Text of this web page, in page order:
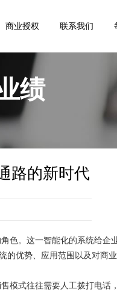
商业授权 联系我们
绩
路的新时代
。这一智能化的系统给企
优势、应用范围以及对商业
模式往往需要人工拨打电话